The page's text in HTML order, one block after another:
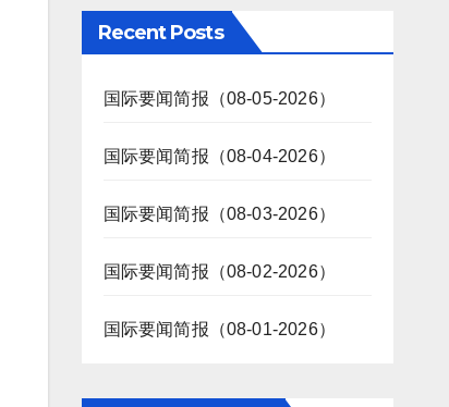
Recent Posts
国际要闻简报（08-05-2026）
国际要闻简报（08-04-2026）
国际要闻简报（08-03-2026）
国际要闻简报（08-02-2026）
国际要闻简报（08-01-2026）